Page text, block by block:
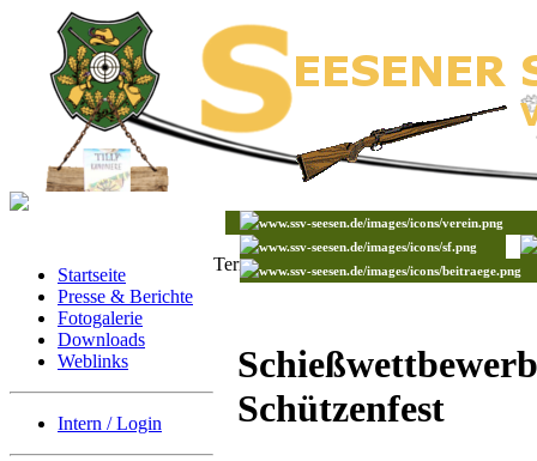
Startseite
Presse & Berichte
Fotogalerie
Downloads
Weblinks
Intern / Login
Termine
Schützenfest